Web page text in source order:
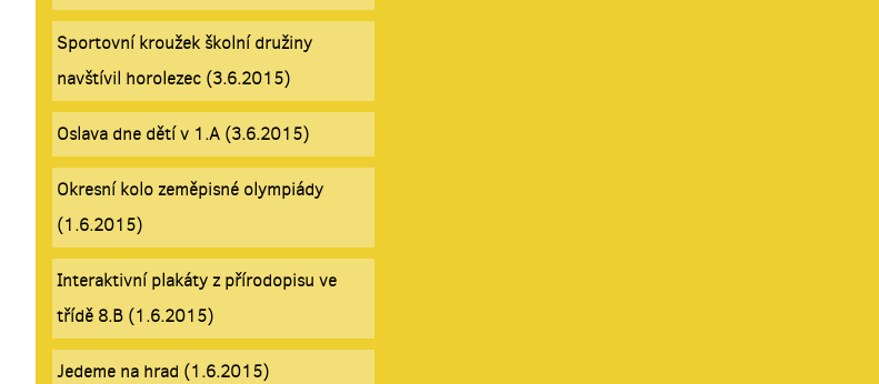
Sportovní kroužek školní družiny
navštívil horolezec (3.6.2015)
Oslava dne dětí v 1.A (3.6.2015)
Okresní kolo zeměpisné olympiády
(1.6.2015)
Interaktivní plakáty z přírodopisu ve
třídě 8.B (1.6.2015)
Jedeme na hrad (1.6.2015)